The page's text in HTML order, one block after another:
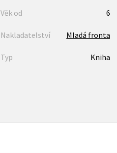
Věk od 6
Nakladatelství Mladá fronta
Typ Kniha